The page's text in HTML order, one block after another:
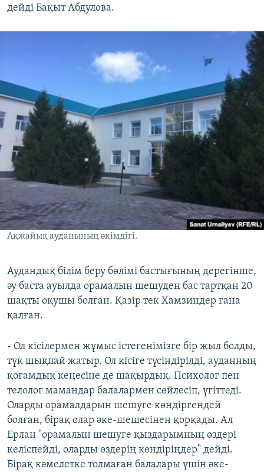
дейді Бақыт Абдулова.
Ақжайық ауданының әкімдігі.
Аудандық білім беру бөлімі бастығының дерегінше,
әу баста ауылда орамалын шешуден бас тартқан 20
шақты оқушы болған. Қазір тек Хамзиндер ғана
қалған.
- Ол кісілермен жұмыс істегенімізге бір жыл болды,
түк шықпай жатыр. Ол кісіге түсіндірілді, ауданның
қоғамдық кеңесіне де шақырдық. Психолог пен
телолог мамандар балалармен сөйлесіп, үгіттеді.
Оларды орамалдарын шешуге көндіргендей
болған, бірақ олар әке-шешесінен қорқады. Ал
Ерлан "орамалын шешуге қыздарымның өздері
келіспейді, оларды өздерің көндіріңдер" дейді.
Бірақ кәмелетке толмаған балалары үшін әке-